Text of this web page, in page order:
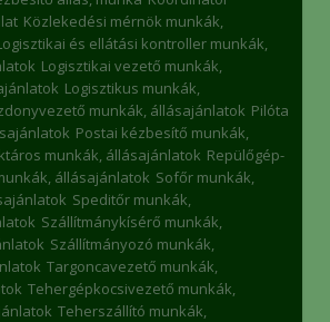
Közlekedési mérnök munkák,
és ellátási kontroller munkák,
Logisztikai vezető munkák,
Logisztikus munkák,
munkák, állásajánlatok Pilóta
Postai kézbesítő munkák,
munkák, állásajánlatok Repülőgép-
állásajánlatok Sofőr munkák,
Speditőr munkák,
Szállítmánykísérő munkák,
Szállítmányozó munkák,
Targoncavezető munkák,
Tehergépkocsivezető munkák,
Teherszállító munkák,